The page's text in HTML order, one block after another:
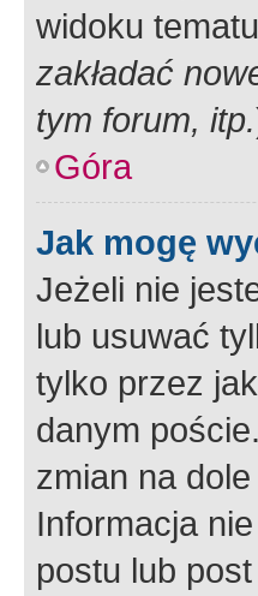
widoku
zakładać
tym forum, itp.
Góra
Jak mogę
Jeżeli nie
lub usuwać
tylko przez
danym
zmian na
Informacja
postu lub